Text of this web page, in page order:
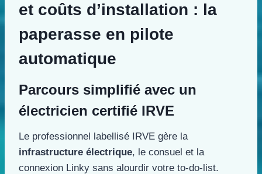
et coûts d’installation : la
paperasse en pilote
automatique
Parcours simplifié avec un
électricien certifié IRVE
Le professionnel labellisé IRVE gère la
infrastructure électrique, le consuel et la
connexion Linky sans alourdir votre to-do-list.